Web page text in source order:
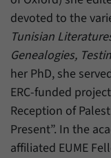
devoted to the
Tunisian
Genealogies,
her PhD, she
ERC-funded
Reception of
Present”. In the
affiliated EUME